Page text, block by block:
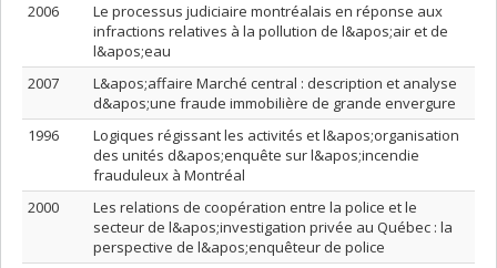
2006
Le processus judiciaire montréalais en réponse aux
infractions relatives à la pollution de l&apos;air et de
l&apos;eau
2007
L&apos;affaire Marché central : description et analyse
d&apos;une fraude immobilière de grande envergure
1996
Logiques régissant les activités et l&apos;organisation
des unités d&apos;enquête sur l&apos;incendie
frauduleux à Montréal
2000
Les relations de coopération entre la police et le
secteur de l&apos;investigation privée au Québec : la
perspective de l&apos;enquêteur de police